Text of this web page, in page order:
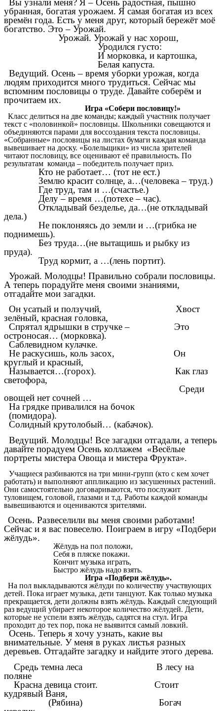
Вы узнали меня? Я – Осень радостная, пышно
убранная, богатая урожаем. Я самая богатая из всех
времён года. Есть у меня друг, который бережёт моё
богатство. Это – Урожай.
Урожай. Урожай у нас хорош,
Уродился густо:
И морковка, и картошка,
Белая капуста.
Ведущий. Осень – время уборки урожая, когда
людям приходится много трудиться. Сейчас мы
вспомним пословицы о труде. Давайте соберём и
прочитаем их.
Игра «Собери пословицу!»
Класс делиться на две команды; каждый участник получает
текст с «половинкой» пословицы. Школьники совещаются и
объединяются парами для воссоздания текста пословицы.
«Собранные» пословицы на листах бумаги каждая команда
вывешивает на доску. «Болельщики» из числа зрителей
читают пословицу, все оценивают её правильность. По
результатам команда – победитель получает приз.
Кто не работает… (тот не ест.)
Землю красит солнце, а…(человека – труд.)
Где труд, там и …(счастье.)
Делу – время …(потехе – час).
Откладывай безделье, да…(не откладывай
дела.)
Не поклоняясь до земли и …(грибка не
поднимешь).
Без труда…(не вытащишь и рыбку из
пруда).
Труд кормит, а …(лень портит).
Урожай. Молодцы! Правильно собрали пословицы.
А теперь порадуйте меня своими знаниями,
отгадайте мои загадки.
Он усатый и ползучий, Хвост
зелёный, красная головка,
Спрятал ядрышки в стручке – Это
остроносая… (морковка).
Саблевидном кулачке.
Не раскусишь, коль засох, Он
круглый и красный,
Называется…(горох). Как глаз
светофора,
Среди
овощей нет сочней …
На грядке привалился на бочок
(помидора).
Солидный крутолобый… (кабачок).
Ведущий. Молодцы! Все загадки отгадали, а теперь
давайте порадуем Осень коллажем «Весёлые
портреты мистера Овоща и мистера Фрукта».
Учащиеся разбиваются на три мини-групп (кто с кем хочет
работать) и выполняют аппликацию из засушенных растений.
Они самостоятельно договариваются, что послужит
туловищем, головой, глазами и т.д. Работы каждой команды
вывешиваются и оцениваются зрителями.
Осень. Развеселили вы меня своими работами!
Сейчас и я вас повеселю. Поиграем в игру «Подбери
жёлудь».
Жёлудь на пол положи,
Себя в пляске покажи.
Кончит музыка играть,
Быстро жёлудь надо взять.
Игра «Подбери жёлудь».
На пол выкладываются жёлуди по количеству участвующих
детей. Пока играет музыка, дети танцуют. Как только музыка
прекращается, дети должны взять жёлудь. Каждый следующий
раз ведущий убирает некоторое количество жёлудей. Дети,
которые не успели взять жёлудь, садятся на стул. Игра
проходит до тех пор, пока не выявится самый ловкий.
Осень. Теперь я хочу узнать, какие вы
внимательные. У меня в руках листья разных
деревьев. Отгадайте загадку и найдите этого дерева.
Средь темна леса В лесу на
поляне
Красна девица стоит. Стоит
кудрявый Ваня,
(Рябина) Богач